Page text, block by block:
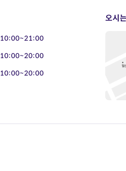
10:00~21:00
10:00~20:00
10:00~20:00
오시